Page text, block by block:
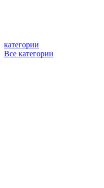
категории
Все категории